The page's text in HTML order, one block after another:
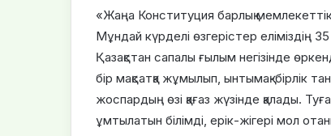
«Жаңа Конституция барлық
Мұндай күрделі өзгерістер еліміздің
Қазақстан сапалы ғылым негізінде
бір мақсатқа жұмылып, ынтымақ-бірлік
жоспардың өзі қағаз жүзінде қалады.
ұмтылатын білімді, ерік-жігері мол